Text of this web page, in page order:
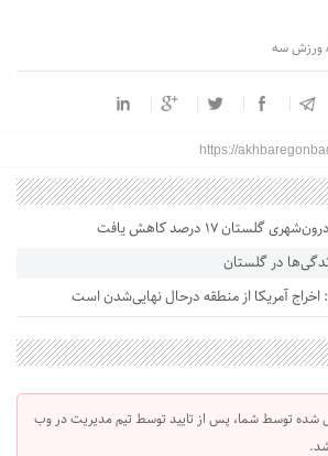
/ ورزش سه
https://
۱۷ درصد کاهش یافت
آمریکا از منطقه درحال نهایی‌شدن است
شده توسط شما، پس از تایید توسط تیم مدیریت در وب